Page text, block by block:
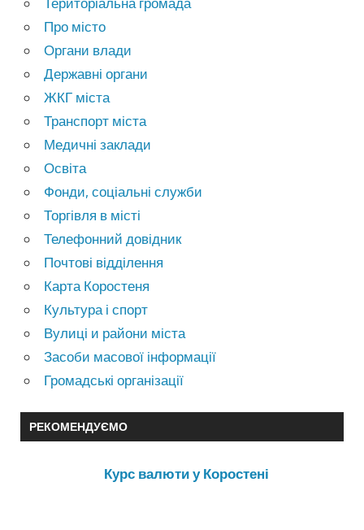
Про місто
Органи влади
Державні органи
ЖКГ міста
Транспорт міста
Медичні заклади
Освіта
Фонди, соціальні служби
Торгівля в місті
Телефонний довідник
Почтові відділення
Карта Коростеня
Культура і спорт
Вулиці и райони міста
Засоби масової інформації
Громадські організації
РЕКОМЕНДУЄМО
Курс валюти у Коростені